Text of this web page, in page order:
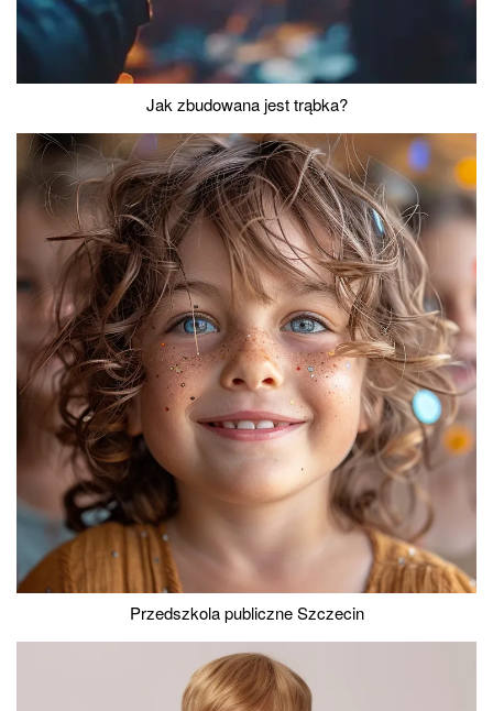
Jak zbudowana jest trąbka?
Przedszkola publiczne Szczecin